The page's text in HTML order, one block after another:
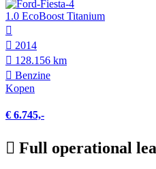
1.0 EcoBoost Titanium
2014
128.156 km
Benzine
Kopen
€ 6.745,-
Full operational